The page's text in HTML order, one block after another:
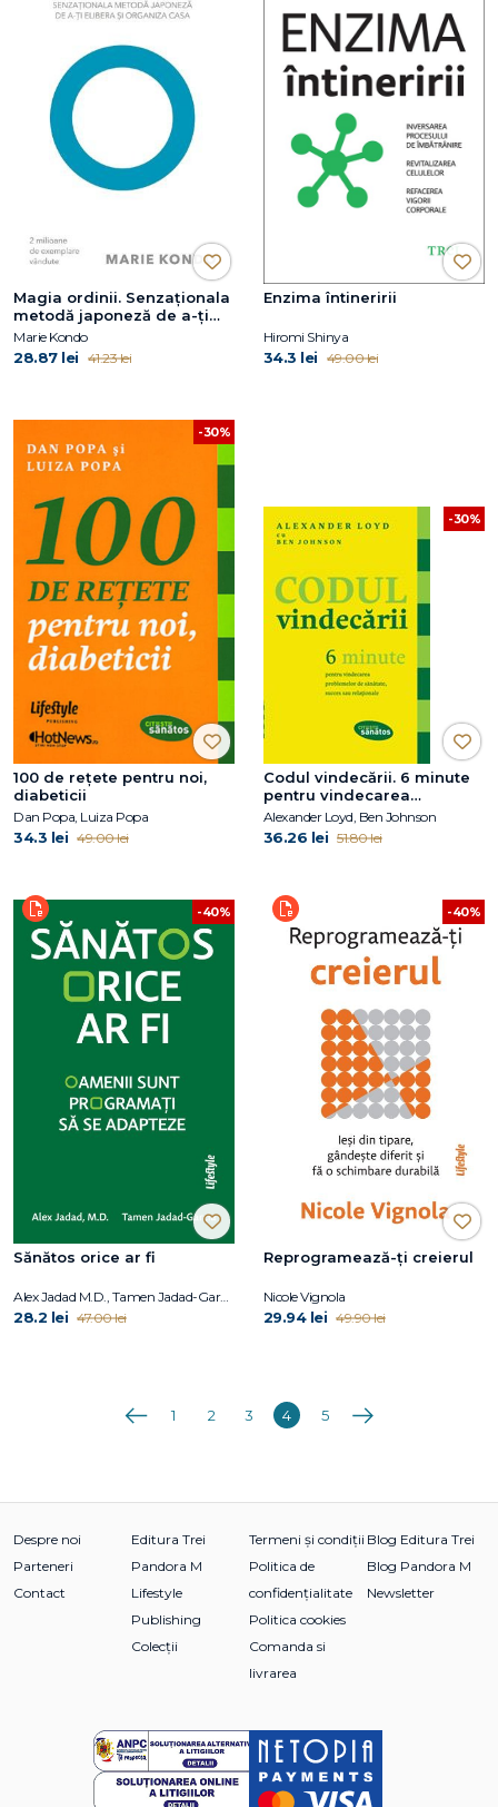
Magia ordinii. Senzaţionala
metodă japoneză de a-ţi
elibera şi organiza casa
Marie Kondo
28.87 lei 41.23 lei
Enzima întineririi
Hiromi Shinya
34.3 lei 49.00 lei
-30%
100 de reţete pentru noi,
diabeticii
Dan Popa, Luiza Popa
34.3 lei 49.00 lei
-30%
Codul vindecării. 6 minute
pentru vindecarea
problemelor de sănătate,
succes sau relaţionale
Alexander Loyd, Ben Johnson
36.26 lei 51.80 lei
-40%
Sănătos orice ar fi
Alex Jadad M.D., Tamen Jadad-Garcia
28.2 lei 47.00 lei
-40%
Reprogramează-ți creierul
Nicole Vignola
29.94 lei 49.90 lei
Anterioara
1 2 3 4 5 Următoarea
Despre noi
Parteneri
Contact
Editura Trei
Pandora M
Lifestyle
Publishing
Colecții
Termeni și condiții
Politica de
confidențialitate
Politica cookies
Comanda si
livrarea
Blog Editura Trei
Blog Pandora M
Newsletter